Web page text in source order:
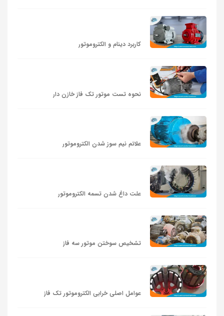
کاربرد دینام و الکتروموتور
نحوه تست موتور تک فاز خازن دار
علائم نیم‌ سوز شدن الکتروموتور
علت داغ شدن تسمه الکتروموتور
تشخیص سوختن موتور سه فاز
عوامل اصلی خرابی الکتروموتور تک‌ فاز